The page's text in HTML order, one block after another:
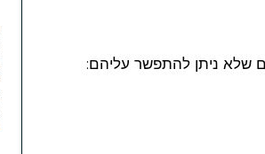
שלא ניתן להתפשר עליהם: